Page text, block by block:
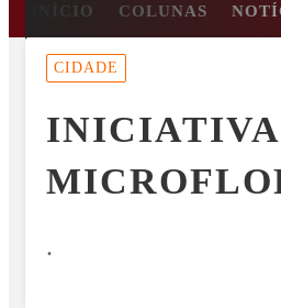
INÍCIO COLUNAS
MENU
CIDADE
.